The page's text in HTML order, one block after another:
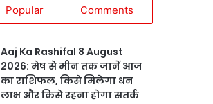
Popular Comments
Aaj Ka Rashifal 8 August
2026: मेष से मीन तक जानें आज
का राशिफल, किसे मिलेगा धन
लाभ और किसे रहना होगा सतर्क